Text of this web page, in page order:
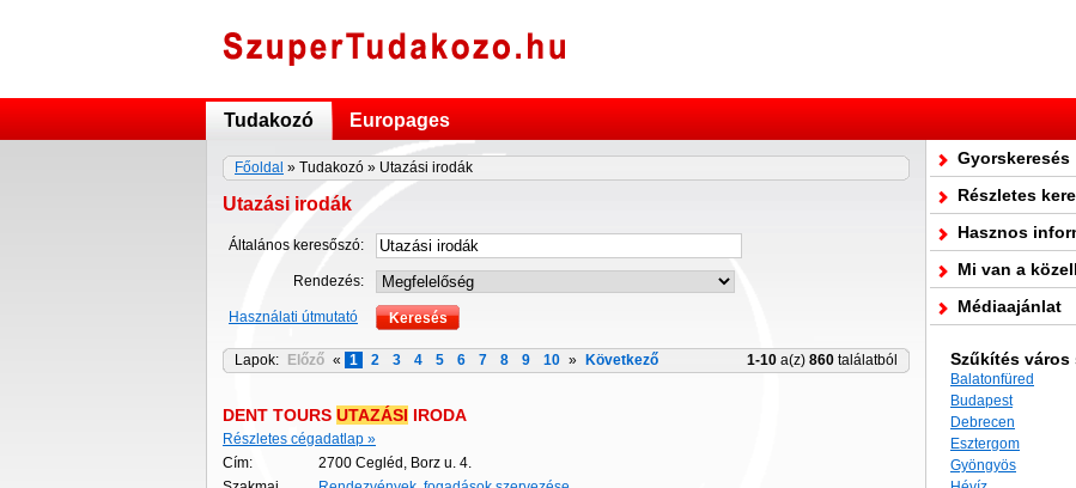
Tudakozó Europages
Főoldal » Tudakozó » Utazási irodák
Utazási irodák
Általános keresőszó:
Rendezés:
Használati útmutató
Lapok: Előző « 1 2 3 4 5 6 7 8 9 10 » Következő 1-10 a(z) 860 találatból
DENT TOURS UTAZÁSI IRODA
Részletes cégadatlap »
Cím:
2700 Cegléd, Borz u. 4.
Gyorskeresés
Részletes
Hasznos
Mi van a
Médiaajánlat
Szűkítés város
Balatonfüred
Budapest
Debrecen
Esztergom
Gyöngyös